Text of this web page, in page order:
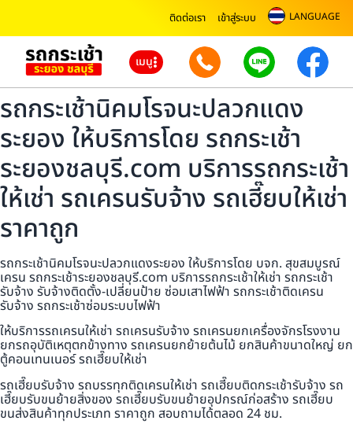
ติดต่อเรา เข้าสู่ระบบ LANGUAGE
เมนู
รถกระเช้านิคมโรจนะปลวกแดง
ระยอง ให้บริการโดย รถกระเช้า
ระยองชลบุรี.com บริการรถกระเช้า
ให้เช่า รถเครนรับจ้าง รถเฮี๊ยบให้เช่า
ราคาถูก
รถกระเช้านิคมโรจนะปลวกแดงระยอง ให้บริการโดย บจก. สุขสมบูรณ์
เครน รถกระเช้าระยองชลบุรี.com บริการรถกระเช้าให้เช่า รถกระเช้า
รับจ้าง รับจ้างติดตั้ง-เปลี่ยนป้าย ซ่อมเสาไฟฟ้า รถกระเช้าติดเครน
รับจ้าง รถกระเช้าซ่อมระบบไฟฟ้า
ให้บริการรถเครนให้เช่า รถเครนรับจ้าง รถเครนยกเครื่องจักรโรงงาน
ยกรถอุบัติเหตุตกข้างทาง รถเครนยกย้ายต้นไม้ ยกสินค้าขนาดใหญ่ ยก
ตู้คอนเทนเนอร์ รถเฮี๊ยบให้เช่า
รถเฮี๊ยบรับจ้าง รถบรรทุกติดเครนให้เช่า รถเฮี๊ยบติดกระเช้ารับจ้าง รถ
เฮี๊ยบรับขนย้ายสิ่งของ รถเฮี๊ยบรับขนย้ายอุปกรณ์ก่อสร้าง รถเฮี๊ยบ
ขนส่งสินค้าทุกประเภท ราคาถูก สอบถามได้ตลอด 24 ชม.